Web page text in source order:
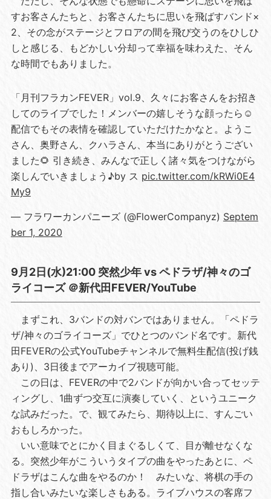
すお客さんたちと、お客さんたちに思いを飛ばすバンド×
2、その念がステージとフロアの間を飛び交うのをひしひ
しと感じる、もどかしい分却って幸福を味わえた、そん
な時間でもありました。
「月刊フラカンFEVER」vol.9、久々にお客さんをお招き
してのライブでした！メンバーの嬉しそうな顔ったら☺️
配信でもその表情を確認していただけたかなと。ようこ
さん、奥野さん、クハラさん、本当にありがとうござい
ました🌻 引き続き、みんなで正しく諸々気をつけながら
楽しんでいきましょう♪by ス pic.twitter.com/kRWi0E4
My9
— フラワーカンパニーズ (@FlowerCompanyz) Septem
ber 1, 2020
9月2日(水)21:00 突然少年 vs ペドラザ/神々のゴ
ライコーズ ＠新代田FEVER/YouTube
まずこれ、3バンドの対バンではありません。「ペドラ
ザ/神々のゴライコーズ」でひとつのバンド名です。新代
田FEVERの公式YouTubeチャンネルで無料生配信(投げ銭
あり)、3日後までアーカイブ視聴可能。
この日は、FEVERの中で2バンドが向かい合ってセッテ
ィングし、1曲ずつ交互に演奏していく、というユニーク
な試みだった。で、観てみたら、期待以上に、すんごい
おもしろかった。
いい意味でとにかく目まぐるしくて、目が離せなくな
る。突然少年がこういうタイプの曲をやったあとに、ペ
ドラザはこんな曲をやるのか！ みたいな、将棋の手の
指し合いみたいな楽しさもある。ライブハウスの客席フ